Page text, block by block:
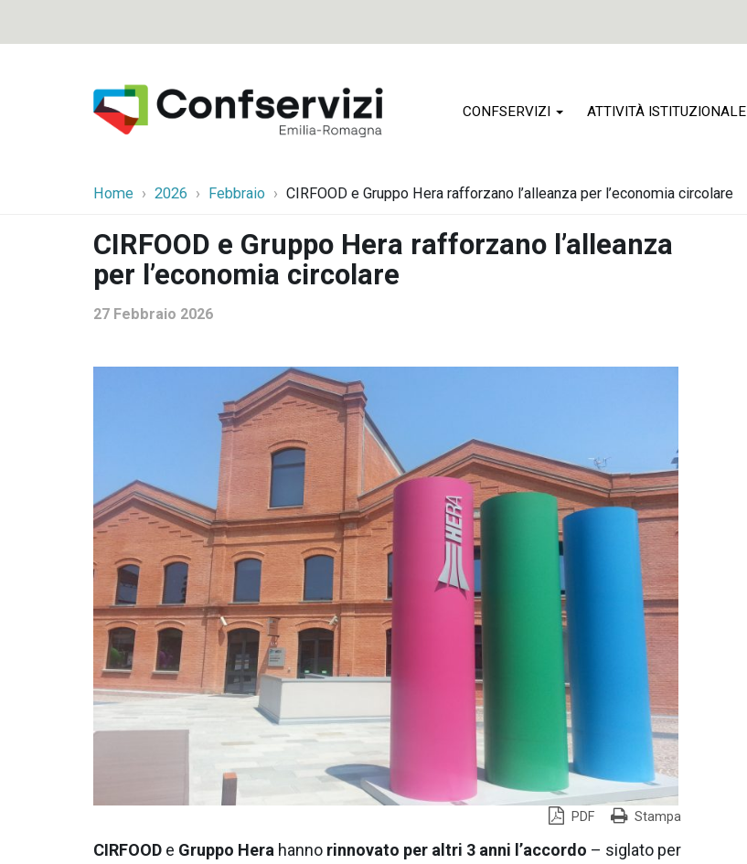
CONFSERVIZI ATTIVITÀ ISTITUZIONALE
Home 2026 Febbraio CIRFOOD e Gruppo Hera rafforzano l’alleanza per l’economia circolare
CIRFOOD e Gruppo Hera rafforzano l’alleanza
per l’economia circolare
27 Febbraio 2026
PDF Stampa
CIRFOOD e Gruppo Hera hanno rinnovato per altri 3 anni l’accordo – siglato per